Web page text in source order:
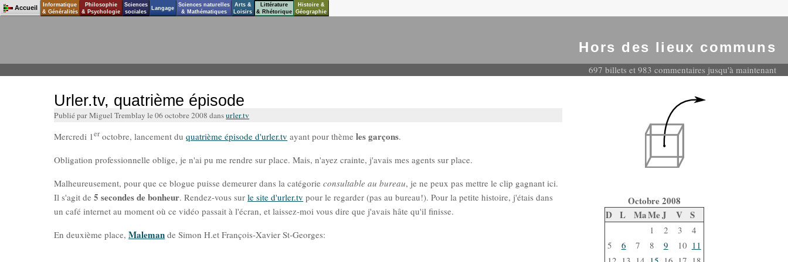
Hors des lieux communs
697 billets et 983 commentaires jusqu'à maintenant
Urler.tv, quatrième épisode
Publié par Miguel Tremblay le 06 octobre 2008 dansurler.tv
Mercredi 1er octobre, lancement duquatrième épisode d'urler.tv ayant pour thèmeles garçons.
Obligation professionnelle oblige, je n'ai pu me rendre sur place. Mais, n'ayez crainte, j'avais mes agents sur place.
Malheureusement, pour que ce blogue puisse demeurer dans la catégorieconsultable au bureau, je ne peux pas mettre le clip gagnant ici.
Il s'agit de5 secondes de bonheur. Rendez-vous surle site d'urler.tv pour le regarder (pas au bureau!). Pour la petite histoire, j'étais dans
un café internet au moment où ce vidéo passait à l'écran, et laissez-moi vous dire que j'avais hâte qu'il finisse.
En deuxième place,Maleman de Simon H.et François-Xavier St-Georges:
Octobre 2008
D L MaMeJ V S
1 2 3
4
5
6 7 8 9 10 11
Accueil
Informatique
& Généralités
Philosophie
& Psychologie
Sciences
sociales
Langage
Sciences naturelles
& Mathématiques
Arts &
Loisirs
Littérature
& Rhétorique
Histoire &
Géographie